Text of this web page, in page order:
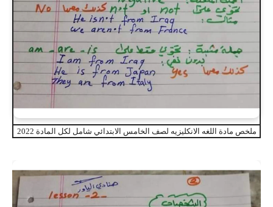
ملخص مادة اللغه الانكليزيه لصف الخامس الابتدائي شامل لكل المادة 2022